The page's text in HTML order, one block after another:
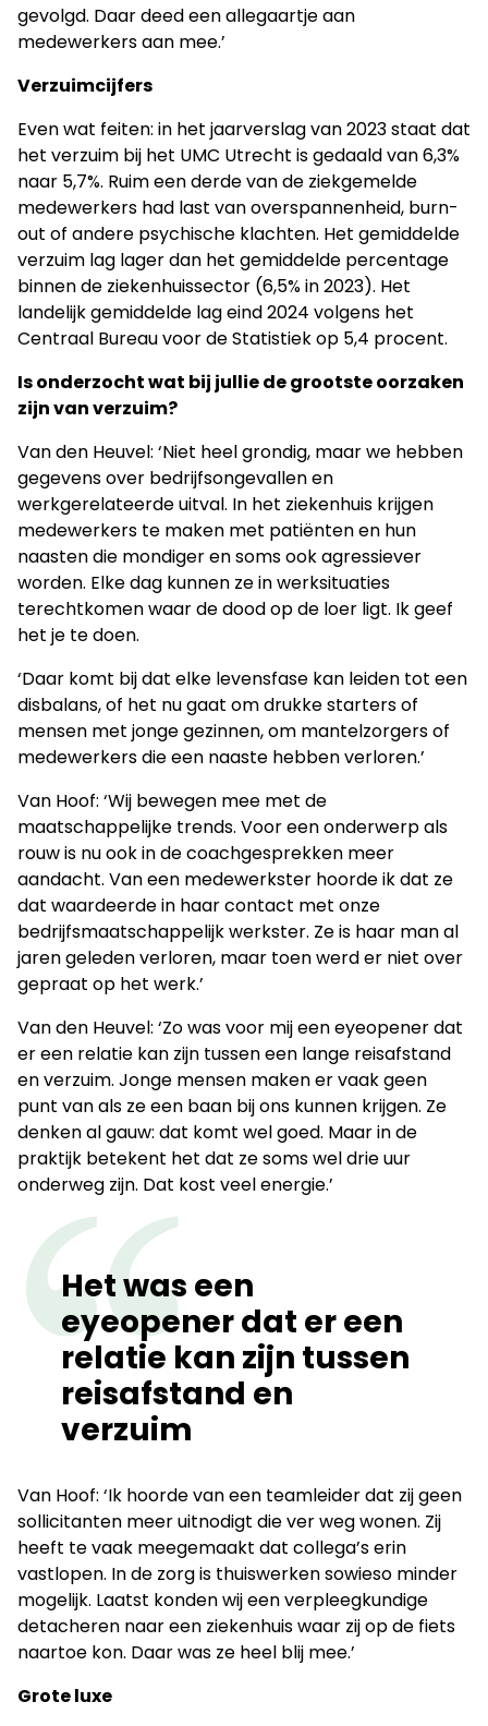
gevolgd. Daar deed een allegaartje aan
medewerkers aan mee.’
Verzuimcijfers
Even wat feiten: in het jaarverslag van 2023 staat dat
het verzuim bij het UMC Utrecht is gedaald van 6,3%
naar 5,7%. Ruim een derde van de ziekgemelde
medewerkers had last van overspannenheid, burn-
out of andere psychische klachten. Het gemiddelde
verzuim lag lager dan het gemiddelde percentage
binnen de ziekenhuissector (6,5% in 2023). Het
landelijk gemiddelde lag eind 2024 volgens het
Centraal Bureau voor de Statistiek op 5,4 procent.
Is onderzocht wat bij jullie de grootste oorzaken
zijn van verzuim?
Van den Heuvel: ‘Niet heel grondig, maar we hebben
gegevens over bedrijfsongevallen en
werkgerelateerde uitval. In het ziekenhuis krijgen
medewerkers te maken met patiënten en hun
naasten die mondiger en soms ook agressiever
worden. Elke dag kunnen ze in werksituaties
terechtkomen waar de dood op de loer ligt. Ik geef
het je te doen.
‘Daar komt bij dat elke levensfase kan leiden tot een
disbalans, of het nu gaat om drukke starters of
mensen met jonge gezinnen, om mantelzorgers of
medewerkers die een naaste hebben verloren.’
Van Hoof: ‘Wij bewegen mee met de
maatschappelijke trends. Voor een onderwerp als
rouw is nu ook in de coachgesprekken meer
aandacht. Van een medewerkster hoorde ik dat ze
dat waardeerde in haar contact met onze
bedrijfsmaatschappelijk werkster. Ze is haar man al
jaren geleden verloren, maar toen werd er niet over
gepraat op het werk.’
Van den Heuvel: ‘Zo was voor mij een eyeopener dat
er een relatie kan zijn tussen een lange reisafstand
en verzuim. Jonge mensen maken er vaak geen
punt van als ze een baan bij ons kunnen krijgen. Ze
denken al gauw: dat komt wel goed. Maar in de
praktijk betekent het dat ze soms wel drie uur
onderweg zijn. Dat kost veel energie.’
Het was een
eyeopener dat er een
relatie kan zijn tussen
reisafstand en
verzuim
Van Hoof: ‘Ik hoorde van een teamleider dat zij geen
sollicitanten meer uitnodigt die ver weg wonen. Zij
heeft te vaak meegemaakt dat collega’s erin
vastlopen. In de zorg is thuiswerken sowieso minder
mogelijk. Laatst konden wij een verpleegkundige
detacheren naar een ziekenhuis waar zij op de fiets
naartoe kon. Daar was ze heel blij mee.’
Grote luxe